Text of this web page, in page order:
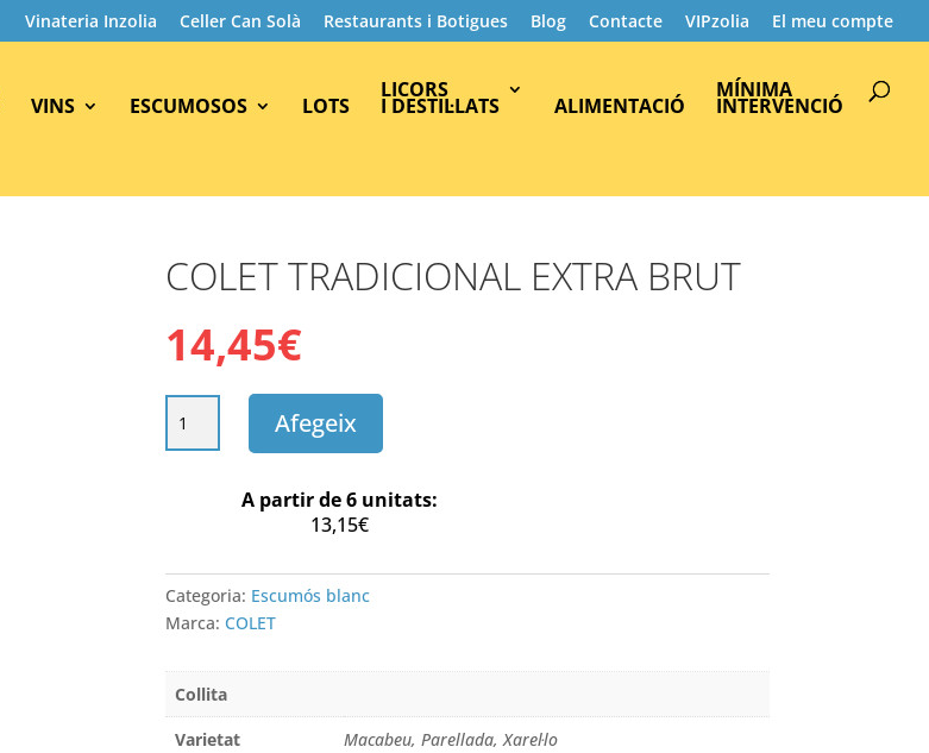
Vinateria Inzolia Celler Can Solà Restaurants i Botigues Blog Contacte VIPzolia El meu compte
VINS ESCUMOSOS LOTS
LICORS
I DESTIL·LATS ALIMENTACIÓ
MÍNIMA
INTERVENCIÓ
search
COLET TRADICIONAL EXTRA BRUT
14,45€
de
TRADICIONAL
Afegeix
A partir de 6 unitats:
13,15€
Categoria: Escumós blanc
Marca: COLET
Collita
Varietat
Macabeu, Parellada, Xarel·lo